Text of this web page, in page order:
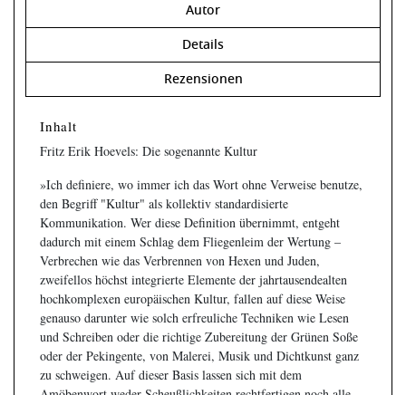
Autor
Details
Rezensionen
Inhalt
Fritz Erik Hoevels: Die sogenannte Kultur
»Ich definiere, wo immer ich das Wort ohne Verweise benutze,
den Begriff "Kultur" als kollektiv standardisierte
Kommunikation. Wer diese Definition übernimmt, entgeht
dadurch mit einem Schlag dem Fliegenleim der Wertung –
Verbrechen wie das Verbrennen von Hexen und Juden,
zweifellos höchst integrierte Elemente der jahrtausendealten
hochkomplexen europäischen Kultur, fallen auf diese Weise
genauso darunter wie solch erfreuliche Techniken wie Lesen
und Schreiben oder die richtige Zubereitung der Grünen Soße
oder der Pekingente, von Malerei, Musik und Dichtkunst ganz
zu schweigen. Auf dieser Basis lassen sich mit dem